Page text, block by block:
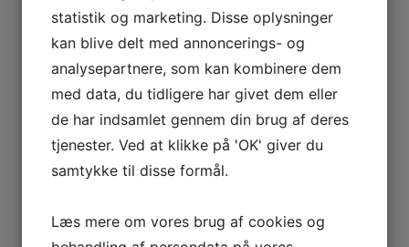
fornøjelse at spise sushi. Derfor er det ikke kun
smagen, men også synsindtrykket, der gør sushi til en
unik og mindeværdig spiseoplevelse.
Så næste gang du er i København og har lyst til at
forkæle dine smagsløg, så besøg en af byens mange
sushi restauranter og lad dig forføre af den fantastiske
verden af sushi. Uanset om du er nybegynder eller en
erfaren sushi-entusiast, vil du med garanti finde glæde i
at udforske de mange smagsnuancer og variationer,
statistik og marketing. Disse oplysninger
kan blive delt med annoncerings- og
analysepartnere, som kan kombinere dem
med data, du tidligere har givet dem eller
de har indsamlet gennem din brug af deres
tjenester. Ved at klikke på 'OK' giver du
samtykke til disse formål.
Læs mere om vores brug af cookies og